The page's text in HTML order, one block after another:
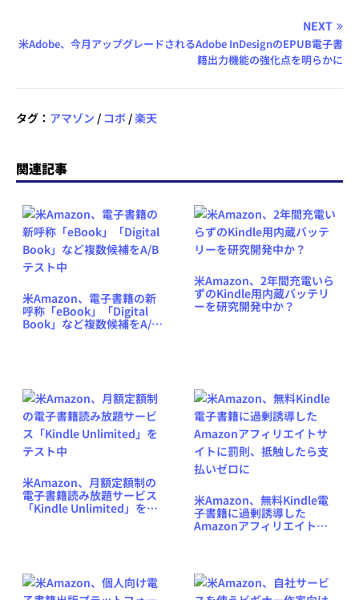
NEXT
米Adobe、今月アップグレードされるAdobe InDesignのEPUB電子書
籍出力機能の強化点を明らかに
タグ： アマゾン / コボ /楽天
関連記事
米Amazon、電子書籍の新
呼称「eBook」「Digital
Book」など複数候補をA/B
米Amazon、2年間充電いら
ずのKindle用内蔵バッテリ
ーを研究開発中か？
米Amazon、月額定額制の
電子書籍読み放題サービス
「Kindle Unlimited」をテ
米Amazon、無料Kindle電
子書籍に過剰誘導した
Amazonアフィリエイトサ